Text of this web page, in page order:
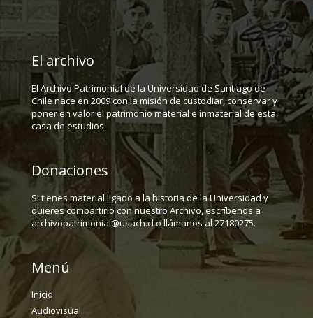
El archivo
El Archivo Patrimonial de la Universidad de Santiago de
Chile nace en 2009 con la misión de custodiar, conservar y
poner en valor el patrimonio material e inmaterial de esta
casa de estudios.
Donaciones
Si tienes material ligado a la historia de la Universidad y
quieres compartirlo con nuestro Archivo, escríbenos a
archivopatrimonial@usach.cl o llámanos al 27180275.
Menú
Inicio
Audiovisual